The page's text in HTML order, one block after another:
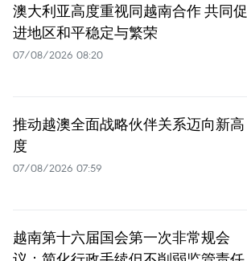
澳大利亚高度重视同越南合作 共同促
进地区和平稳定与繁荣
07/08/2026 08:20
推动越澳全面战略伙伴关系迈向新高
度
07/08/2026 07:59
越南第十六届国会第一次非常规会